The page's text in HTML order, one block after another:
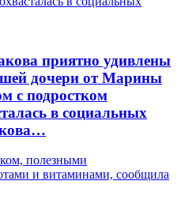
приятно удивлены
дочери от Марины
с подростком
в социальных
полезными
и витаминами, сообщила